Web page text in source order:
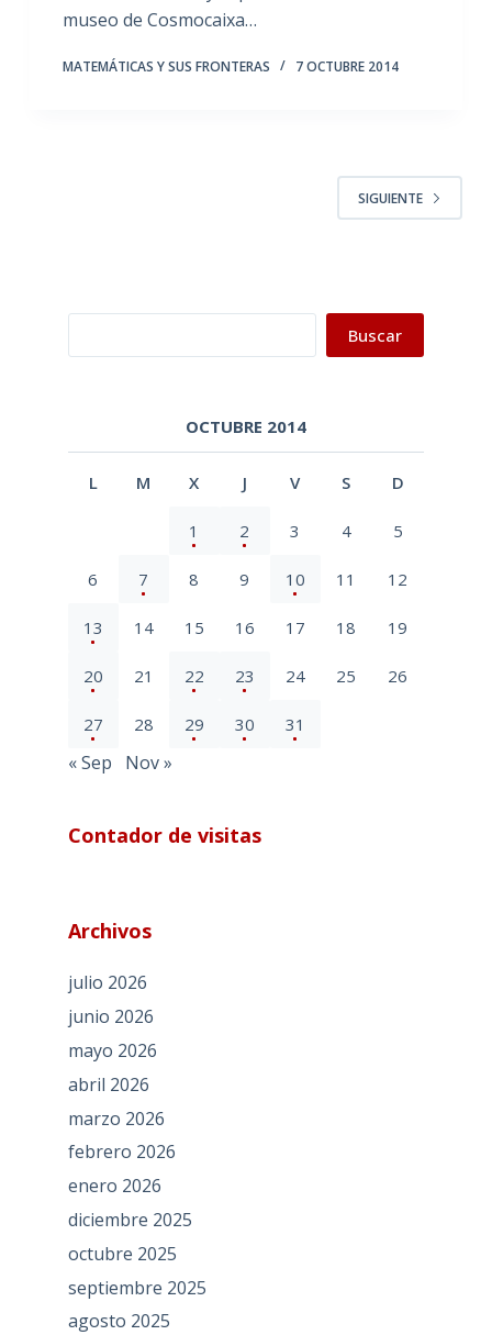
museo de Cosmocaixa…
MATEMÁTICAS Y SUS FRONTERAS 7 OCTUBRE 2014
SIGUIENTE
Buscar
OCTUBRE 2014
L M X J V S D
1 2 3 4 5
6 7 8 9 10 11 12
13 14 15 16 17 18 19
20 21 22 23 24 25 26
27 28 29 30 31
« Sep Nov »
Contador de visitas
Archivos
julio 2026
junio 2026
mayo 2026
abril 2026
marzo 2026
febrero 2026
enero 2026
diciembre 2025
octubre 2025
septiembre 2025
agosto 2025